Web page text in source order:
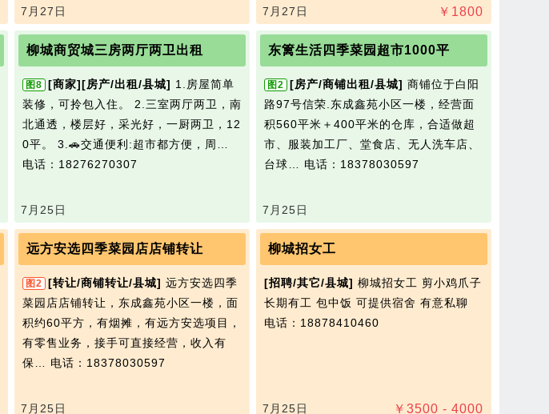
7月27日 ￥ 1800
7月27日
柳城商贸城三房两厅两卫出租
图8 [商家][房产/出租/县城] 1.房屋简单
装修，可拎包入住。 2.三室两厅两卫，南
北通透，楼层好，采光好，一厨两卫，12
0平。 3.🚗交通便利:超市都方便，周…
电话：18276270307
7月25日
东篱生活四季菜园超市1000平
图2 [房产/商铺出租/县城] 商铺位于白阳
路97号信荣.东成鑫苑小区一楼，经营面
积560平米＋400平米的仓库，合适做超
市、服装加工厂、堂食店、无人洗车店、
台球… 电话：18378030597
7月25日
远方安选四季菜园店店铺转让
图2 [转让/商铺转让/县城] 远方安选四季
菜园店店铺转让，东成鑫苑小区一楼，面
积约60平方，有烟摊，有远方安选项目，
有零售业务，接手可直接经营，收入有
保… 电话：18378030597
7月25日
柳城招女工
[招聘/其它/县城] 柳城招女工 剪小鸡爪子
长期有工 包中饭 可提供宿舍 有意私聊
电话：18878410460
￥ 3500 - 4000
7月25日